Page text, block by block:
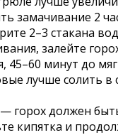
замачивание 2
2–3 стакана
залейте
минут до
лучше солить
горох должен
кипятка и